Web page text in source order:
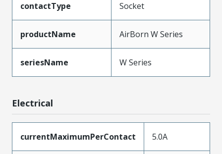
contactType Socket
productName AirBorn W Series
seriesName W Series
Electrical
currentMaximumPerContact 5.0A